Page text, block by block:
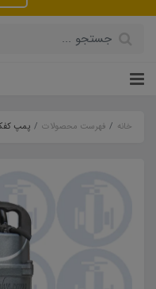
خانه فهرست محصولات پمپ